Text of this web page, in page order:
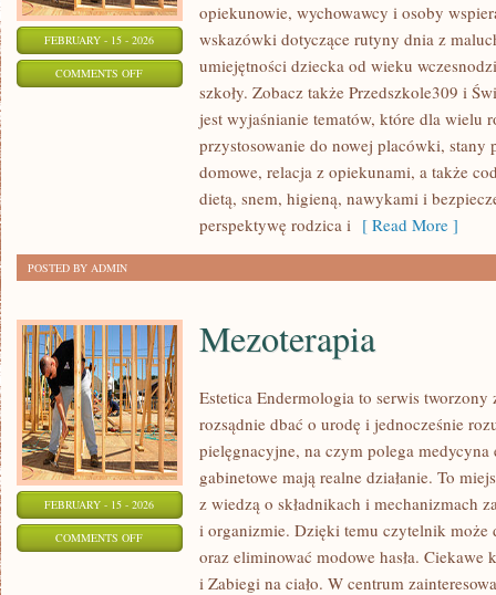
FEBRUARY - 15 - 2026
COMMENTS OFFON
ADAPTACJA
opiekunowie, wychowawcy i osoby
wskazówki dotyczące rutyny dnia z
umiejętności dziecka od wieku
szkoły. Zobacz także Przedszkole309 i
jest wyjaśnianie tematów, które dla wielu
przystosowanie do nowej placówki, stany
domowe, relacja z opiekunami, a także
dietą, snem, higieną, nawykami i
perspektywę rodzica i [ Read More ]
POSTED BY ADMIN
FEBRUARY - 15 - 2026
COMMENTS OFFON
MEZOTERAPIA
Mezoterapia
Estetica Endermologia to serwis
rozsądnie dbać o urodę i jednocześnie
pielęgnacyjne, na czym polega medycyna
gabinetowe mają realne działanie. To
z wiedzą o składnikach i mechanizmach
i organizmie. Dzięki temu czytelnik może
oraz eliminować modowe hasła.
i Zabiegi na ciało. W centrum